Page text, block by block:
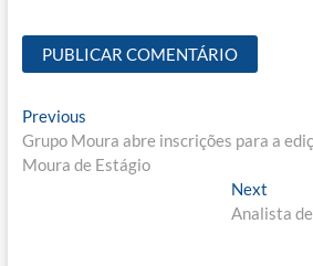
Navegação
de
PreviousPrevious
post:
Grupo Moura abre inscrições para a
Moura de Estágio
Next
post:
Analista